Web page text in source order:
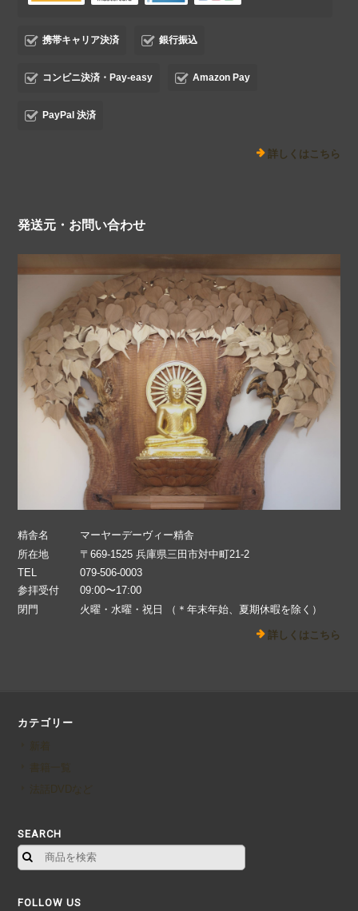
携帯キャリア決済 銀行振込
コンビニ決済・Pay-easy Amazon Pay
PayPal 決済
詳しくはこちら
発送元・お問い合わせ
精舎名
マーヤーデーヴィー精舎
所在地
〒669-1525 兵庫県三田市対中町21-2
TEL
079-506-0003
参拝受付
09:00〜17:00
閉門
火曜・水曜・祝日 （＊年末年始、夏期休暇を除く）
詳しくはこちら
カテゴリー
新着
書籍一覧
法話DVDなど
SEARCH
FOLLOW US